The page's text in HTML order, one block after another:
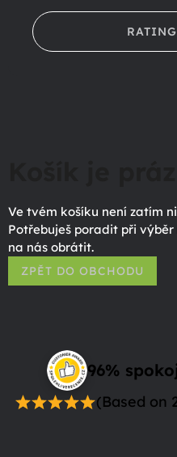
Ve tvém košíku není zatím
Potřebuješ poradit při
na nás obrátit.
ZPĚT DO OBCHODU
96%
(Based on